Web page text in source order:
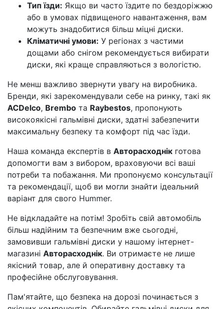
Тип їзди: Якщо ви часто їздите по бездоріжжю
або в умовах підвищеного навантаження, вам
можуть знадобитися більш міцні диски.
Кліматичні умови: У регіонах з частими
дощами або снігом рекомендується вибирати
диски, які краще справляються з вологістю.
Не менш важливо звернути увагу на виробника.
Бренди, які зарекомендували себе на ринку, такі як
ACDelco, Brembo та Raybestos, пропонують
високоякісні гальмівні диски, здатні забезпечити
максимальну безпеку та комфорт під час їзди.
Наша команда експертів в Авторасходнік готова
допомогти вам з вибором, враховуючи всі ваші
потреби та побажання. Ми пропонуємо консультації
та рекомендації, щоб ви могли знайти ідеальний
варіант для свого Hummer.
Не відкладайте на потім! Зробіть свій автомобіль
більш надійним та безпечним вже сьогодні,
замовивши гальмівні диски у нашому інтернет-
магазині Авторасходнік. Ви отримаєте не лише
якісний товар, але й оперативну доставку та
професійне обслуговування.
Пам'ятайте, що безпека на дорозі починається з